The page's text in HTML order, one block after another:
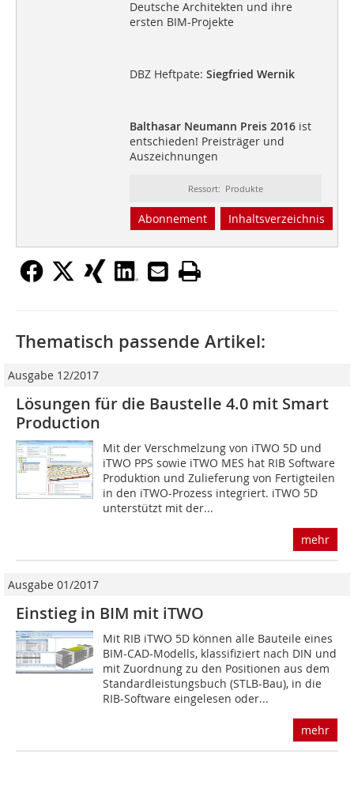
Deutsche Architekten und ihre
ersten BIM-Projekte
DBZ Heftpate: Siegfried Wernik
Balthasar Neumann Preis 2016ist
entschieden! Preisträger und
Auszeichnungen
Ressort: Produkte
Abonnement Inhaltsverzeichnis
Thematisch passende Artikel:
Ausgabe 12/2017
Lösungen für die Baustelle 4.0 mit Smart
Production
Mit der Verschmelzung von iTWO 5D und
iTWO PPS sowie iTWO MES hat RIB Software
Produktion und Zulieferung von Fertigteilen
in den iTWO-Prozess integriert. iTWO 5D
unterstützt mit der...
mehr
Ausgabe 01/2017
Einstieg in BIM mit iTWO
Mit RIB iTWO 5D können alle Bauteile eines
BIM-CAD-Modells, klassifiziert nach DIN und
mit Zuordnung zu den Positionen aus dem
Standardleistungsbuch (STLB-Bau), in die
RIB-Software eingelesen oder...
mehr